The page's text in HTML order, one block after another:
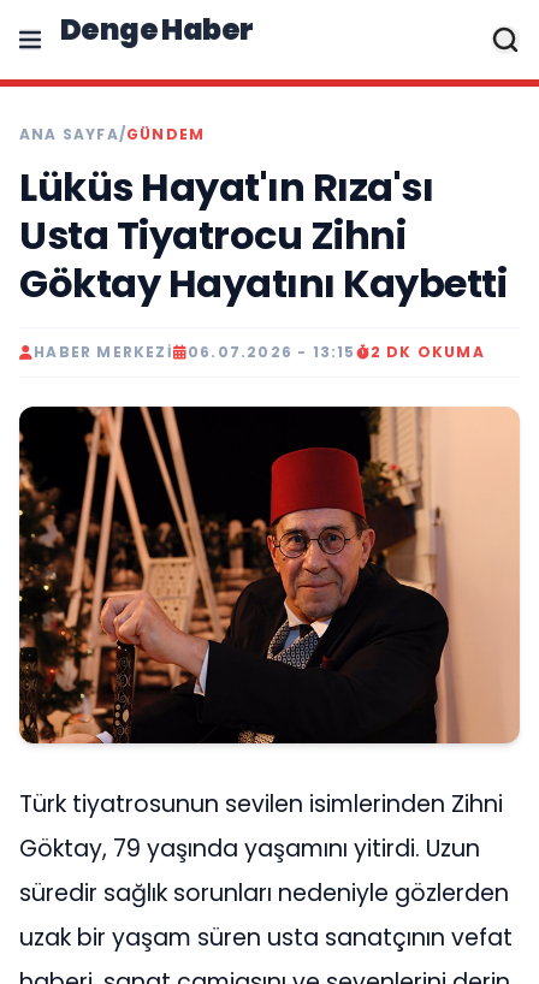
Denge Haber
ANA SAYFA/GÜNDEM
Lüküs Hayat'ın Rıza'sı
Usta Tiyatrocu Zihni
Göktay Hayatını Kaybetti
HABER MERKEZI 06.07.2026 - 13:15 2 DK OKUMA
Türk tiyatrosunun sevilen isimlerinden Zihni
Göktay, 79 yaşında yaşamını yitirdi. Uzun
süredir sağlık sorunları nedeniyle gözlerden
uzak bir yaşam süren usta sanatçının vefat